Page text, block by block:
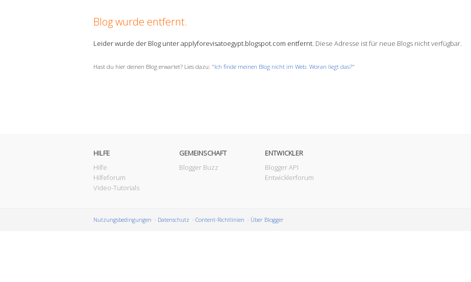
Blog wurde entfernt.
Leider wurde der Blog unter applyforevisatoegypt.blogspot.com entfernt. Diese Adresse ist für neue Blogs nicht verfügbar.
Hast du hier deinen Blog erwartet? Lies dazu: "Ich finde meinen Blog nicht im Web. Woran liegt das?"
HILFE
Hilfe
Hilfeforum
Video-Tutorials
GEMEINSCHAFT
Blogger Buzz
ENTWICKLER
Blogger API
Entwicklerforum
Nutzungsbedingungen Datenschutz Content-Richtlinien Über Blogger